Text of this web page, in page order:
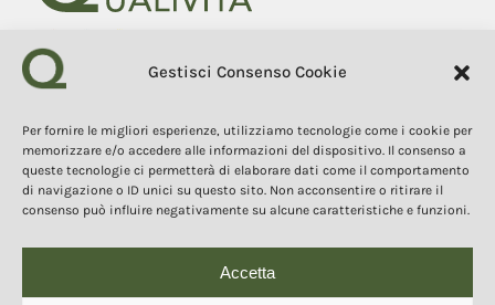
Gestisci Consenso Cookie
Per fornire le migliori esperienze, utilizziamo tecnologie come i cookie per
memorizzare e/o accedere alle informazioni del dispositivo. Il consenso a
queste tecnologie ci permetterà di elaborare dati come il comportamento
di navigazione o ID unici su questo sito. Non acconsentire o ritirare il
consenso può influire negativamente su alcune caratteristiche e funzioni.
Accetta
Fondazione Qualivita
53100 Siena (Si) Italy
Tel. +39 0577 1503049
COPYRIGHT 2025
I contenuti, i testi e le immagini di questo sito web sono di
qualsiasi forma, dei contenuti e delle immagini senza espressa